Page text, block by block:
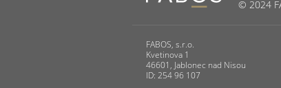
© 2024
FABOS, s.r.o.
Kvetinova 1
46601, Jablonec nad Nisou
ID: 254 96 107